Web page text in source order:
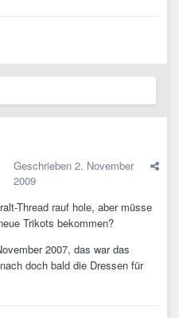
Geschrieben 2. November
2009
Thread rauf hole, aber müsse
Trikots bekommen?
2007, das war das
doch bald die Dressen für